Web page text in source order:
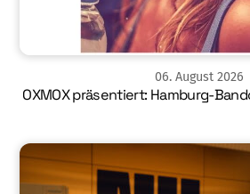
06. August 2026
OXMOX präsentiert: Hamburg-